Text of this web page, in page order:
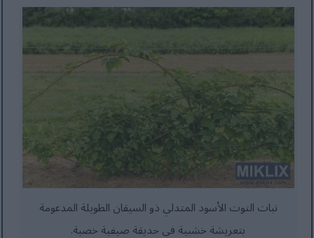
نبات التوت الأسود المتدلي ذو السيقان الطويلة المدعومة
بتعريشة خشبية في حديقة صيفية خصبة.